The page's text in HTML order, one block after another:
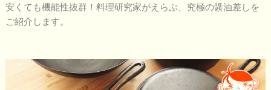
安くても機能性抜群！料理研究家がえらぶ、究極の醤油差しを
ご紹介します。